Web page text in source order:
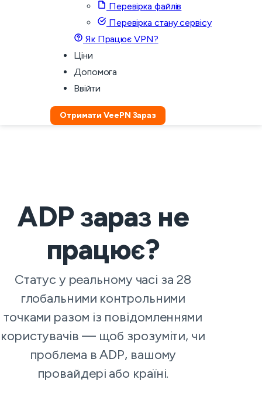
Перевірка файлів
Перевірка стану сервісу
Як Працює VPN?
Ціни
Допомога
Ввійти
Отримати VeePN Зараз
ADP зараз не
працює?
Статус у реальному часі за 28
глобальними контрольними
точками разом із повідомленнями
користувачів — щоб зрозуміти, чи
проблема в ADP, вашому
провайдері або країні.